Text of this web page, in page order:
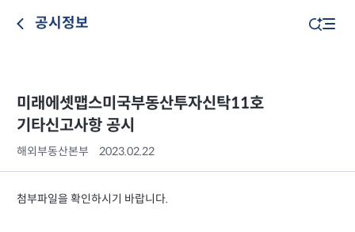
공시정보
미래에셋맵스미국부동산투자신탁11호
기타신고사항 공시
해외부동산본부 2023.02.22
첨부파일을 확인하시기 바랍니다.